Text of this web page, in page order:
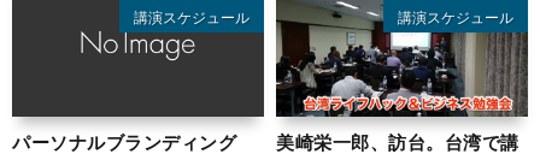
講演スケジュール
パーソナルブランディング
講演スケジュール
美崎栄一郎、訪台。台湾で講